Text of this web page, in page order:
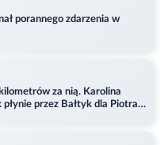
porannego zdarzenia w
za nią. Karolina
płynie przez Bałtyk dla Piotra.